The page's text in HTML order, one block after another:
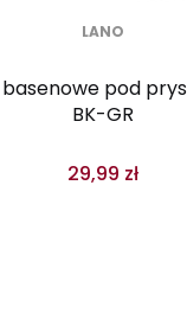
LANO
pod
BK-GR
29,99 zł